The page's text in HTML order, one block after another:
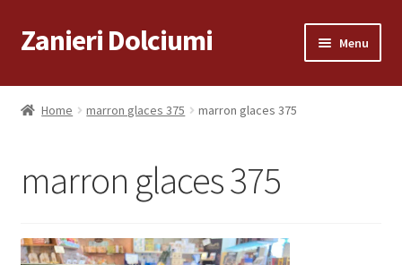
Vai
alla
Vai
al
Zanieri Dolciumi Menu
Home
Cassa
Home marron glaces 375 marron glaces 375
marron glaces 375